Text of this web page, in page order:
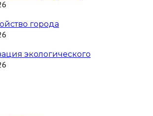
города
экологического